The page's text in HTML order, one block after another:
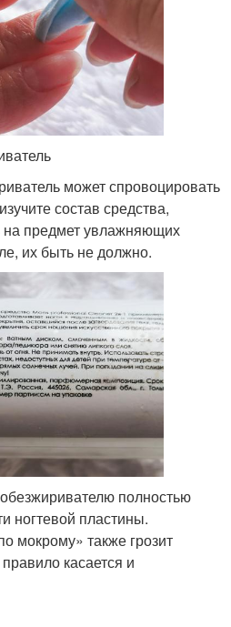
может спровоцировать
состав средства,
на предмет увлажняющих
их быть не должно.
полностью
ногтевой пластины.
мокрому» также грозит
касается и